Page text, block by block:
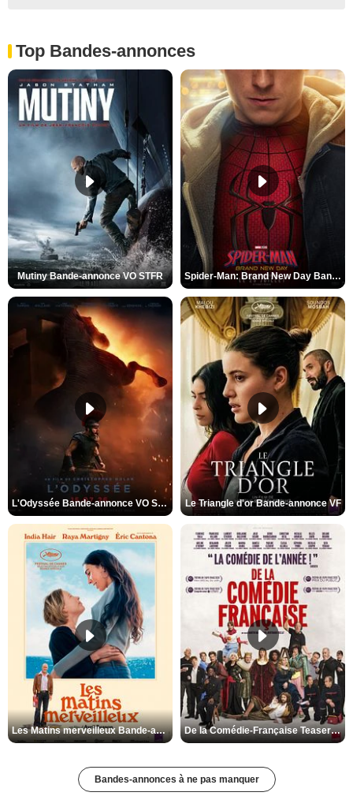
Top Bandes-annonces
Mutiny Bande-annonce VO STFR Spider-Man: Brand New Day Bande-annonce VO STFR
L'Odyssée Bande-annonce VO STFR Le Triangle d'or Bande-annonce VF
Les Matins merveilleux Bande-annonce VF De la Comédie-Française Teaser VF
Bandes-annonces à ne pas manquer